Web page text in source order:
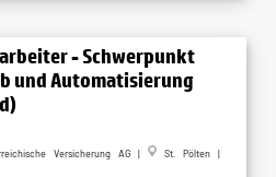
- Schwerpunkt
und Automatisierung
Versicherung AG |
St. Pölten |